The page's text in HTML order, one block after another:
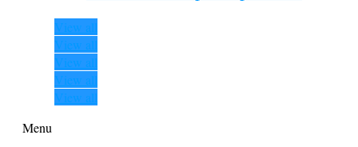
View all
View all
View all
View all
View all
Menu